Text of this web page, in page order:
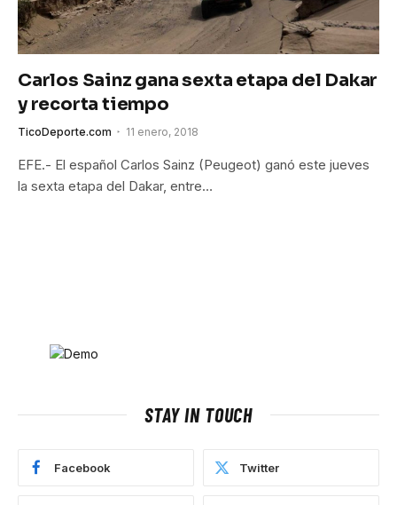
Carlos Sainz gana sexta etapa del Dakar
y recorta tiempo
TicoDeporte.com 11 enero, 2018
EFE.- El español Carlos Sainz (Peugeot) ganó este jueves
la sexta etapa del Dakar, entre…
STAY IN TOUCH
Facebook Twitter